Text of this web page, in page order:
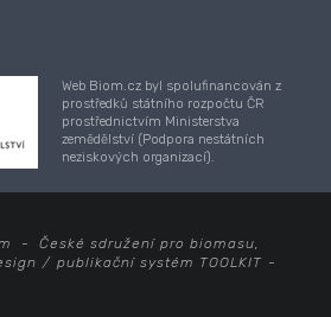
Web Biom.cz byl spolufinancován z
prostředků státního rozpočtu ČR
prostřednictvím Ministerstva
zemědělství (Podpora nestátních
neziskových organizací).
- České sdružení pro biomasu,
/ publikační systém TOOLKIT -